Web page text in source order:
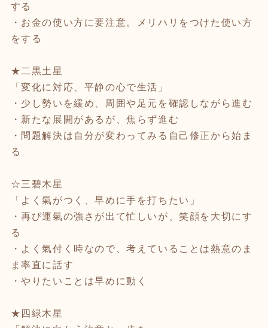
する
・お金の使い方に要注意。メリハリをつけた使い方
をする
★二黒土星
「変化に対応、平静の心で生活」
・少し勢いを緩め、周囲や足元を確認しながら進む
・新たな展開があるが、焦らず進む
・問題解決は自分が変わってみる自己修正から始ま
る
☆三碧木星
「よく氣がつく、早めに手を打ちたい」
・再び運氣の強さが出て忙しいが、笑顔を大切にす
る
・よく氣付く時なので、考えていることは熱意のま
ま率直に話す
・やりたいことは早めに動く
★四緑木星